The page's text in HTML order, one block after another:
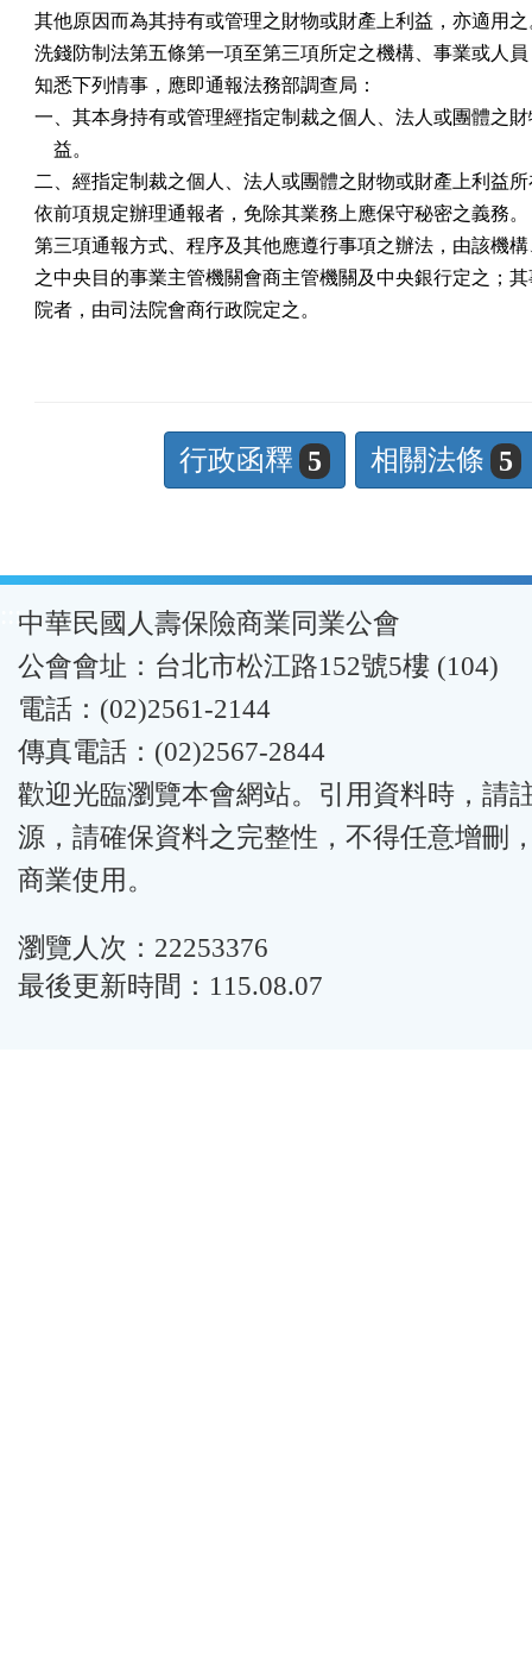
其他原因而為其持有或管理之財物或財產上利益，亦適用之
洗錢防制法第五條第一項至第三項所定之機構、事業或人
知悉下列情事，應即通報法務部調查局：
一、其本身持有或管理經指定制裁之個人、法人或團體之
    益。
二、經指定制裁之個人、法人或團體之財物或財產上利益
依前項規定辦理通報者，免除其業務上應保守秘密之義務。
第三項通報方式、程序及其他應遵行事項之辦法，由該機
之中央目的事業主管機關會商主管機關及中央銀行定之；
院者，由司法院會商行政院定之。
行政函釋 5 相關法條 5
:::中華民國人壽保險商業同業公會
公會會址：台北市松江路152號5樓 (104)
電話：(02)2561-2144
傳真電話：(02)2567-2844
歡迎光臨瀏覽本會網站。引用資料時，請
源，請確保資料之完整性，不得任意增刪
商業使用。
瀏覽人次：22253376
最後更新時間：115.08.07